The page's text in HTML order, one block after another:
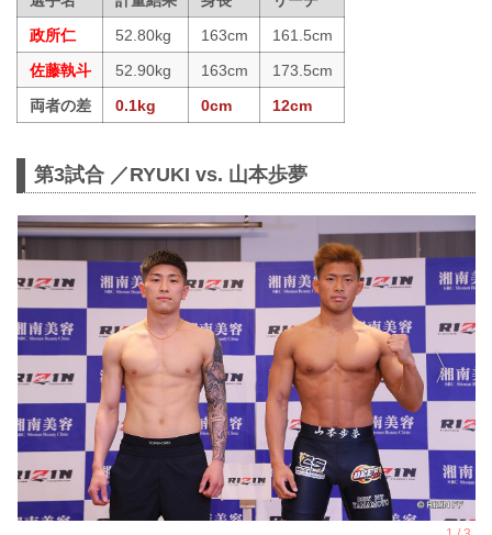
政所仁
52.80kg 163cm
161.5cm
佐藤執斗
52.90kg 163cm
173.5cm
両者の差
0.1kg 0cm 12cm
第3試合 ／RYUKI vs. 山本歩夢